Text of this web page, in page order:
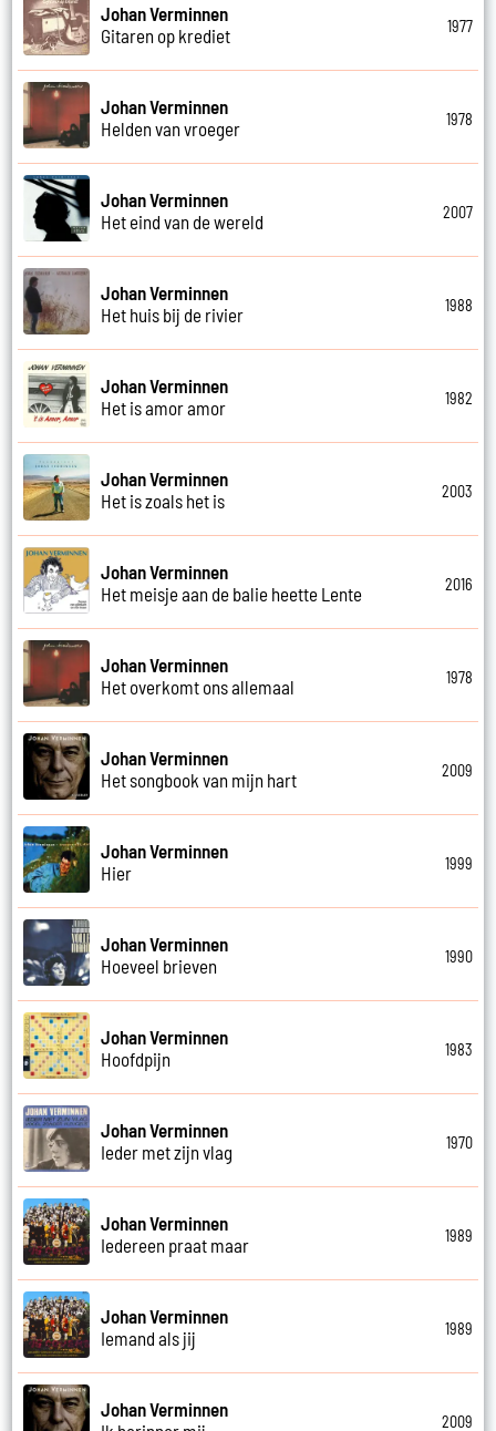
Johan Verminnen
Gitaren op krediet
1977
Johan Verminnen
Helden van vroeger
1978
Johan Verminnen
Het eind van de wereld
2007
Johan Verminnen
Het huis bij de rivier
1988
Johan Verminnen
Het is amor amor
1982
Johan Verminnen
Het is zoals het is
2003
Johan Verminnen
Het meisje aan de balie heette Lente
2016
Johan Verminnen
Het overkomt ons allemaal
1978
Johan Verminnen
Het songbook van mijn hart
2009
Johan Verminnen
Hier
1999
Johan Verminnen
Hoeveel brieven
1990
Johan Verminnen
Hoofdpijn
1983
Johan Verminnen
Ieder met zijn vlag
1970
Johan Verminnen
Iedereen praat maar
1989
Johan Verminnen
Iemand als jij
1989
Johan Verminnen
2009